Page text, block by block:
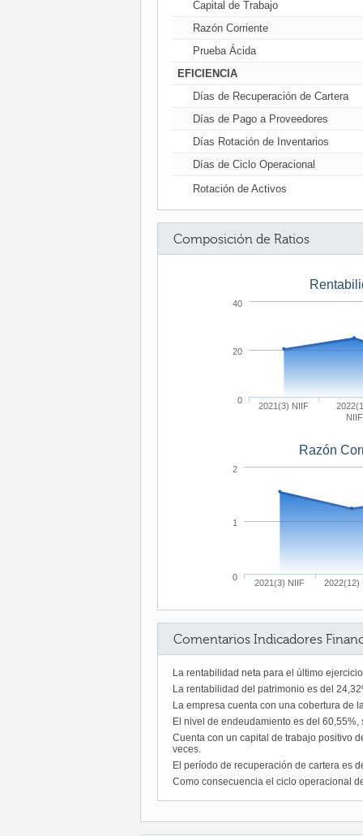
Capital de Trabajo
Razón Corriente
Prueba Ácida
EFICIENCIA
Días de Recuperación de Cartera
Días de Pago a Proveedores
Días Rotación de Inventarios
Días de Ciclo Operacional
Rotación de Activos
Composición de Ratios
2021(3) NIIF
NIIF
0
20
40
Razón
2021(3) NIIF 2022(12)
0
1
2
Comentarios Indicadores
La rentabilidad neta para el último
La rentabilidad del patrimonio es del
La empresa cuenta con una cobertura de
El nivel de endeudamiento es del
Cuenta con un capital de trabajo positivo
veces.
El período de recuperación de cartera es
Como consecuencia el ciclo operacional